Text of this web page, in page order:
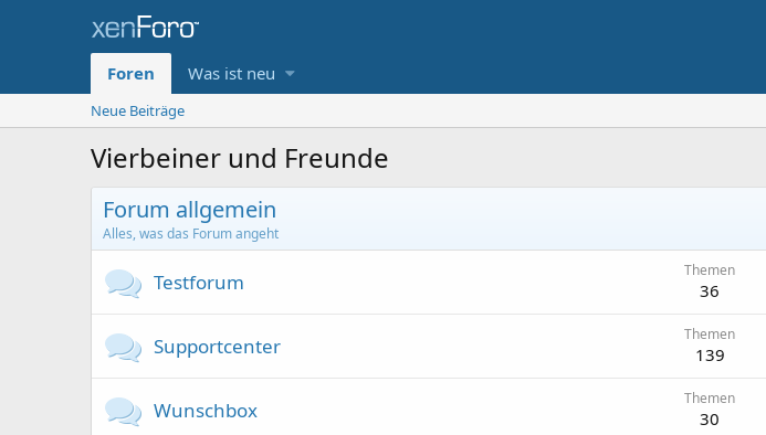
Foren Was ist neu
Neue Beiträge
Vierbeiner und Freunde
Forum allgemein
Alles, was das Forum angeht
Testforum Themen
36
Supportcenter Themen
139
Wunschbox Themen
30